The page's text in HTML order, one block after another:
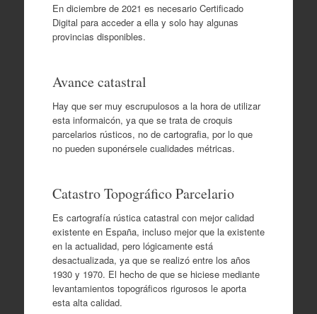
En diciembre de 2021 es necesario Certificado
Digital para acceder a ella y solo hay algunas
provincias disponibles.
Avance catastral
Hay que ser muy escrupulosos a la hora de utilizar
esta informaicón, ya que se trata de croquis
parcelarios rústicos, no de cartografia, por lo que
no pueden suponérsele cualidades métricas.
Catastro Topográfico Parcelario
Es cartografía rústica catastral con mejor calidad
existente en España, incluso mejor que la existente
en la actualidad, pero lógicamente está
desactualizada, ya que se realizó entre los años
1930 y 1970. El hecho de que se hiciese mediante
levantamientos topográficos rigurosos le aporta
esta alta calidad.